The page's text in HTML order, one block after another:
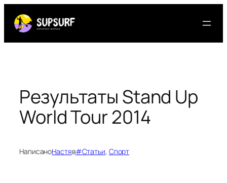
содержимому
Результаты Stand Up
World Tour 2014
НаписаноНастяв#Статьи, Спорт